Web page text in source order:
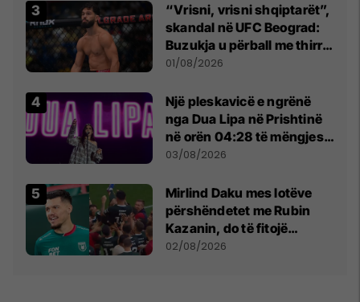
“Vrisni, vrisni shqiptarët”,
skandal në UFC Beograd:
Buzukja u përball me thirrje
anti-shqiptare nga
01/08/2026
Një pleskavicë e ngrënë
nga Dua Lipa në Prishtinë
në orën 04:28 të mëngjesit
- dhe bota digjitale serbe
03/08/2026
Mirlind Daku mes lotëve
përshëndetet me Rubin
Kazanin, do të fitojë
miliona te Spartak Moska
02/08/2026